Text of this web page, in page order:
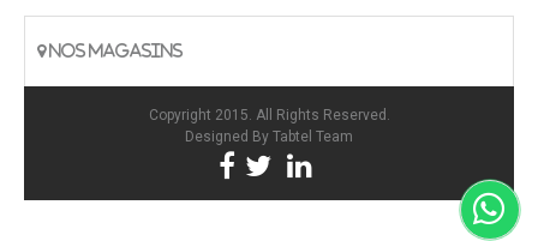
NOS MAGASINS
Copyright 2015. All Rights Reserved.
Designed By Tabtel Team